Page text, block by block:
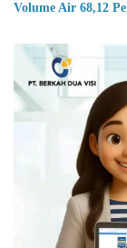
Volume Air 68,12